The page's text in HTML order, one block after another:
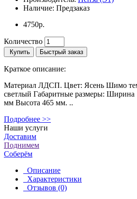
Наличие: Предзаказ
4750р.
Количество
Купить Быстрый заказ
Краткое описание:
Материал ЛДСП. Цвет: Ясень Шимо
светлый Габаритные размеры: Ширина
мм Высота 465 мм. ..
Подробнее >>
Наши услуги
Доставим
Поднимем
Соберём
Описание
Характеристики
Отзывов (0)